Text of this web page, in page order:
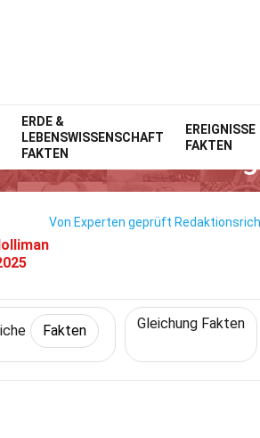
ERDE &
LEBENSWISSENSCHAFT
FAKTEN
EREIGNISSE
FAKTEN
Fakten Mathematische Bereiche
Von Experten geprüft
Fakten Gleichung Fakten